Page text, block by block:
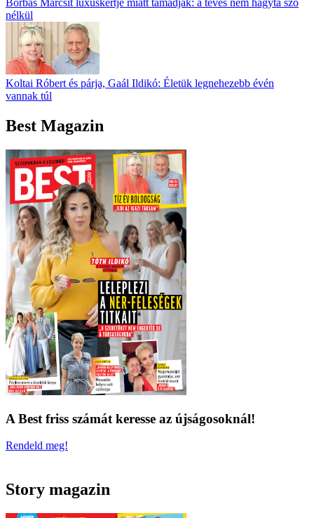
Borbás Marcsit luxuskertje miatt támadják: a tévés nem hagyta szó
nélkül
Koltai Róbert és párja, Gaál Ildikó: Életük legnehezebb évén
vannak túl
Best Magazin
A Best friss számát keresse az újságosoknál!
Rendeld meg!
Story magazin